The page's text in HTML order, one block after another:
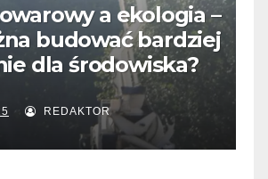
a ekologia –
budować bardziej
dla środowiska?
REDAKTOR